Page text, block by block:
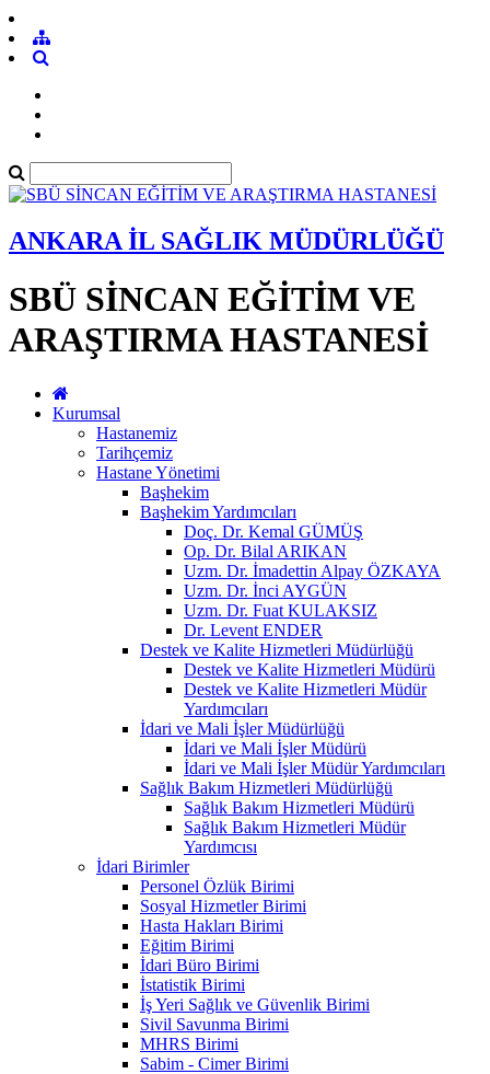
ANKARA İL SAĞLIK MÜDÜRLÜĞÜ
SBÜ SİNCAN EĞİTİM VE
ARAŞTIRMA HASTANESİ
Kurumsal
Hastanemiz
Tarihçemiz
Hastane Yönetimi
Başhekim
Başhekim Yardımcıları
Doç. Dr. Kemal GÜMÜŞ
Op. Dr. Bilal ARIKAN
Uzm. Dr. İmadettin Alpay ÖZKAYA
Uzm. Dr. İnci AYGÜN
Uzm. Dr. Fuat KULAKSIZ
Dr. Levent ENDER
Destek ve Kalite Hizmetleri Müdürlüğü
Destek ve Kalite Hizmetleri Müdürü
Destek ve Kalite Hizmetleri Müdür
Yardımcıları
İdari ve Mali İşler Müdürlüğü
İdari ve Mali İşler Müdürü
İdari ve Mali İşler Müdür Yardımcıları
Sağlık Bakım Hizmetleri Müdürlüğü
Sağlık Bakım Hizmetleri Müdürü
Sağlık Bakım Hizmetleri Müdür
Yardımcısı
İdari Birimler
Personel Özlük Birimi
Sosyal Hizmetler Birimi
Hasta Hakları Birimi
Eğitim Birimi
İdari Büro Birimi
İstatistik Birimi
İş Yeri Sağlık ve Güvenlik Birimi
Sivil Savunma Birimi
MHRS Birimi
Sabim - Cimer Birimi